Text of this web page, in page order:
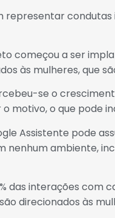
representar
começou a ser
às mulheres, que
se o
motivo, o que pode
Assistente pode
nenhum ambiente,
das interações com
direcionados às